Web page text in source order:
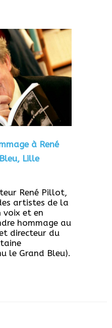
à René
Lille
René Pillot,
artistes de la
voix et en
hommage au
directeur du
le Grand Bleu).